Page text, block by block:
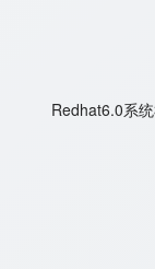
Redhat6.0系